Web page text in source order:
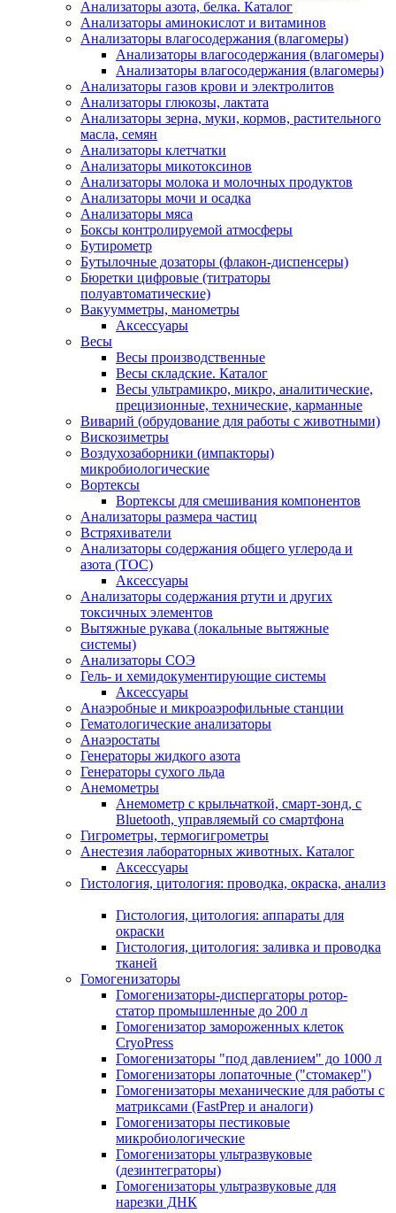
Анализаторы азота, белка. Каталог
Анализаторы аминокислот и витаминов
Анализаторы влагосодержания (влагомеры)
Анализаторы влагосодержания (влагомеры)
Анализаторы влагосодержания (влагомеры)
Анализаторы газов крови и электролитов
Анализаторы глюкозы, лактата
Анализаторы зерна, муки, кормов, растительного
масла, семян
Анализаторы клетчатки
Анализаторы микотоксинов
Анализаторы молока и молочных продуктов
Анализаторы мочи и осадка
Анализаторы мяса
Боксы контролируемой атмосферы
Бутирометр
Бутылочные дозаторы (флакон-диспенсеры)
Бюретки цифровые (титраторы
полуавтоматические)
Вакуумметры, манометры
Аксессуары
Весы
Весы производственные
Весы складские. Каталог
Весы ультрамикро, микро, аналитические,
прецизионные, технические, карманные
Виварий (обрудование для работы с животными)
Вискозиметры
Воздухозаборники (импакторы)
микробиологические
Вортексы
Вортексы для смешивания компонентов
Анализаторы размера частиц
Встряхиватели
Анализаторы содержания общего углерода и
азота (ТОС)
Аксессуары
Анализаторы содержания ртути и других
токсичных элементов
Вытяжные рукава (локальные вытяжные
системы)
Анализаторы СОЭ
Гель- и хемидокументирующие системы
Аксессуары
Анаэробные и микроаэрофильные станции
Гематологические анализаторы
Анаэростаты
Генераторы жидкого азота
Генераторы сухого льда
Анемометры
Анемометр с крыльчаткой, смарт-зонд, с
Bluetooth, управляемый со смартфона
Гигрометры, термогигрометры
Анестезия лабораторных животных. Каталог
Аксессуары
Гистология, цитология: проводка, окраска, анализ
Гистология, цитология: аппараты для
окраски
Гистология, цитология: заливка и проводка
тканей
Гомогенизаторы
Гомогенизаторы-диспергаторы ротор-
статор промышленные до 200 л
Гомогенизатор замороженных клеток
CryoPress
Гомогенизаторы "под давлением" до 1000 л
Гомогенизаторы лопаточные ("стомакер")
Гомогенизаторы механические для работы с
матриксами (FastPrep и аналоги)
Гомогенизаторы пестиковые
микробиологические
Гомогенизаторы ультразвуковые
(дезинтеграторы)
Гомогенизаторы ультразвуковые для
нарезки ДНК